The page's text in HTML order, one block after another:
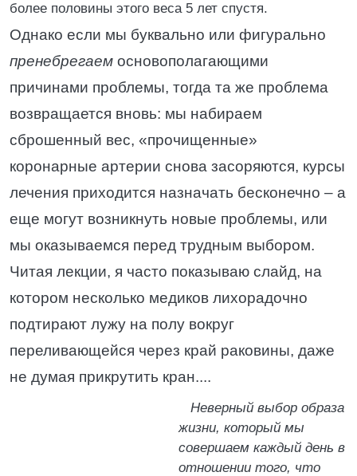
более половины этого веса 5 лет спустя.
Однако если мы буквально или фигурально
пренебрегаем основополагающими
причинами проблемы, тогда та же проблема
возвращается вновь: мы набираем
сброшенный вес, «прочищенные»
коронарные артерии снова засоряются, курсы
лечения приходится назначать бесконечно – а
еще могут возникнуть новые проблемы, или
мы оказываемся перед трудным выбором.
Читая лекции, я часто показываю слайд, на
котором несколько медиков лихорадочно
подтирают лужу на полу вокруг
переливающейся через край раковины, даже
не думая прикрутить кран....
Неверный выбор образа
жизни, который мы
совершаем каждый день в
отношении того, что